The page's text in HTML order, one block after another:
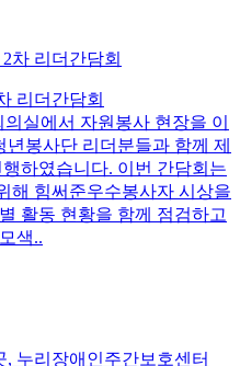
리더간담회
실에서 자원봉사 현장을 이
봉사단 리더분들과 함께 제
하였습니다. 이번 간담회는
해 힘써준우수봉사자 시상을
활동 현황을 함께 점검하고
색..